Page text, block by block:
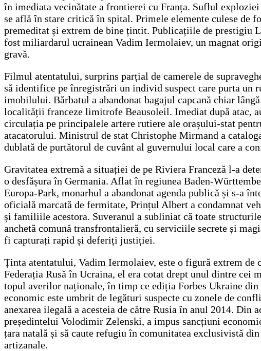
în imediata vecinătate a frontierei cu Franța. Suflul
se află în stare critică în spital. Primele elemente culese de
premeditat și extrem de bine țintit. Publicațiile de prestigiu
fost miliardarul ucrainean Vadim Iermolaiev, un magnat
gravă.
Filmul atentatului, surprins parțial de camerele de
să identifice pe înregistrări un individ suspect care purta un
imobilului. Bărbatul a abandonat bagajul capcană chiar
localității franceze limitrofe Beausoleil. Imediat după atac,
circulația pe principalele artere rutiere ale orașului-stat
atacatorului. Ministrul de stat Christophe Mirmand a
dublată de purtătorul de cuvânt al guvernului local care a
Gravitatea extremă a situației de pe Riviera Franceză l-a
o desfășura în Germania. Aflat în regiunea Baden-
Europa-Park, monarhul a abandonat agenda publică și s-a
oficială marcată de fermitate, Prințul Albert a condamnat
și familiile acestora. Suveranul a subliniat că toate
anchetă comună transfrontalieră, cu serviciile secrete și
fi capturați rapid și deferiți justiției.
Ținta atentatului, Vadim Iermolaiev, este o figură extrem de
Federația Rusă în Ucraina, el era cotat drept unul dintre cei
topul averilor naționale, în timp ce ediția Forbes Ukraine
economic este umbrit de legături suspecte cu zonele de
anexarea ilegală a acesteia de către Rusia în anul 2014.
președintelui Volodimir Zelenski, a impus sancțiuni
țara natală și să caute refugiu în comunitatea exclusivistă
artizanale.